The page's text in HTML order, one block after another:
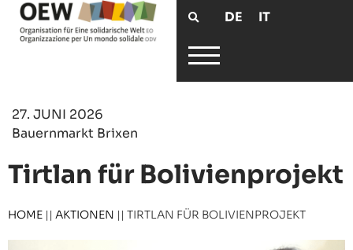
DE IT
27. JUNI 2026
Bauernmarkt Brixen
Tirtlan für Bolivienprojekt
HOME || AKTIONEN || TIRTLAN FÜR BOLIVIENPROJEKT